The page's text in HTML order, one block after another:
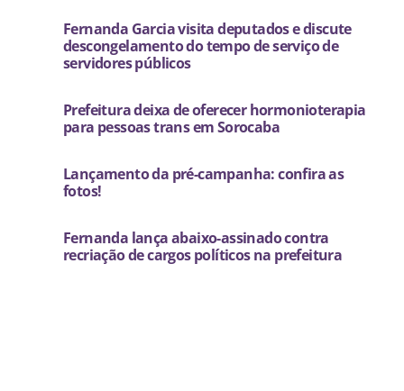
Fernanda Garcia visita deputados e discute
descongelamento do tempo de serviço de
servidores públicos
Prefeitura deixa de oferecer hormonioterapia
para pessoas trans em Sorocaba
Lançamento da pré-campanha: confira as
fotos!
Fernanda lança abaixo-assinado contra
recriação de cargos políticos na prefeitura